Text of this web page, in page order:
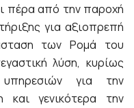
πέρα από την παροχή
για αξιοπρεπή
των Ρομά του
λύση, κυρίως
για την
γενικότερα την